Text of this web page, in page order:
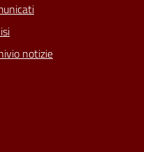
notizie